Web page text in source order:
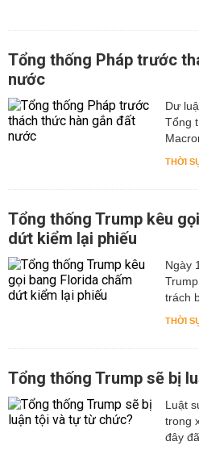
Tổng thống Pháp trước
nước
Dư
Tổng
THỜI
Tổng thống Trump kêu
dứt kiểm lại phiếu
Ngày
trách
THỜI
Tổng thống Trump sẽ bị
Luật
trong
đây